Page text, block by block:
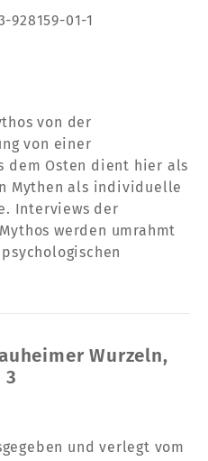
928159-01-1
von der
von einer
dem Osten dient hier als
Mythen als individuelle
Interviews der
werden umrahmt
Wurzeln,
3
und verlegt vom